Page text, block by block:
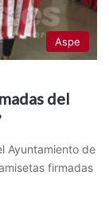
Aspe
del
Ayuntamiento de
firmadas